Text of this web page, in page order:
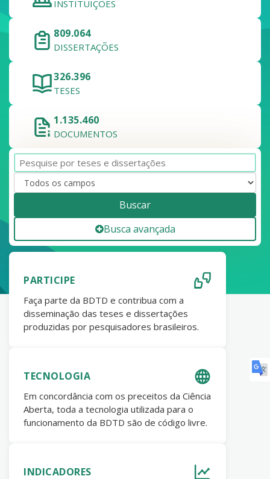
INSTITUIÇÕES
809.064
DISSERTAÇÕES
326.396
TESES
1.135.460
DOCUMENTOS
Buscar
Busca avançada
PARTICIPE
Faça parte da BDTD e contribua com a
disseminação das teses e dissertações
produzidas por pesquisadores brasileiros.
TECNOLOGIA
Em concordância com os preceitos da Ciência
Aberta, toda a tecnologia utilizada para o
funcionamento da BDTD são de código livre.
INDICADORES